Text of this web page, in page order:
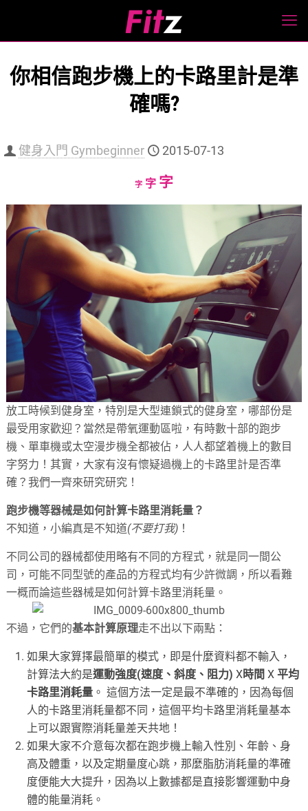
你相信跑步機上的卡路里計是準
確嗎?
健身入門 Gymbeginner 2015-07-13
字Decrease
字Reset
字Increase
放工時候到健身室，特別是大型連鎖式的健身室，哪部份是
最受用家歡迎？當然是帶氧運動區啦，有時數十部的跑步
機、單車機或太空漫步機全都被佔，人人都望着機上的數目
字努力！其實，大家有沒有懷疑過機上的卡路里計是否準
確？我們一齊來研究研究！
跑步機等器械是如何計算卡路里消耗量？
不知道，小編真是不知道(不要打我) ！
不同公司的器械都使用略有不同的方程式，就是同一間公
司，可能不同型號的產品的方程式均有少許微調，所以看難
一概而論這些器械是如何計算卡路里消耗量。
不過，它們的基本計算原理走不出以下兩點：
如果大家算擇最簡單的模式，即是什麼資料都不輸入，
計算法大約是運動強度(速度、斜度、阻力) X時間 X平均
卡路里消耗量 。 這個方法一定是最不準確的，因為每個
人的卡路里消耗量都不同，這個平均卡路里消耗量基本
上可以跟實際消耗量差天共地！
如果大家不介意每次都在跑步機上輸入性別、年齡、身
高及體重，以及定期量度心跳，那麼脂肪消耗量的準確
度便能大大提升，因為以上數據都是直接影響運動中身
體的能量消耗。